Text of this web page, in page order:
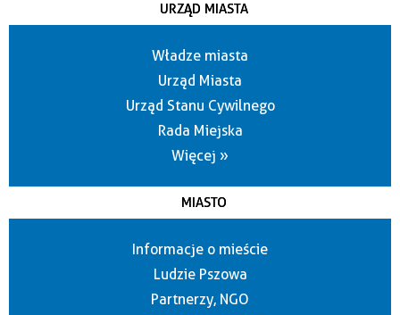
URZĄD MIASTA
Władze miasta
Urząd Miasta
Urząd Stanu Cywilnego
Rada Miejska
Więcej »
MIASTO
Informacje o mieście
Ludzie Pszowa
Partnerzy, NGO